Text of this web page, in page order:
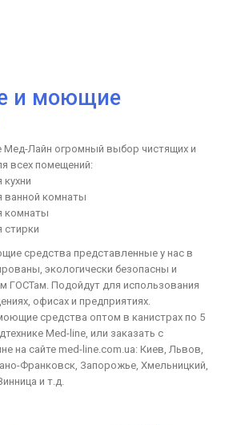
и моющие
Мед-Лайн огромный выбор чистящих и
всех помещений:
кухни
ванной комнаты
комнаты
стирки
средства представленные у нас в
экологически безопасны и
ГОСТам. Подойдут для использования
офисах и предприятиях.
средства оптом в канистрах по 5
Med-line, или заказать с
на сайте med-line.com.ua: Киев, Львов,
Франковск, Запорожье, Хмельницкий,
и т.д.